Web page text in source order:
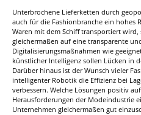
Unterbrochene Lieferketten durch
auch für die Fashionbranche ein hohes
Waren mit dem Schiff transportiert
gleichermaßen auf eine transparente
Digitalisierungsmaßnahmen wie
künstlicher Intelligenz sollen Lücken in
Darüber hinaus ist der Wunsch vieler
intelligenter Robotik die Effizienz bei
verbessern. Welche Lösungen positiv
Herausforderungen der Modeindustrie
Unternehmen gleichermaßen gut